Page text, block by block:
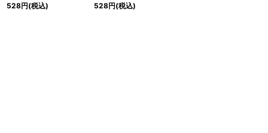
528円(税込) 528円(税込)